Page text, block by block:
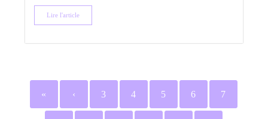
Lire l'article
« ‹ 3 4 5 6 7